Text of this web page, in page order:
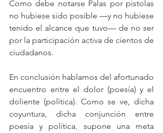
Como debe notarse Palas por pistolas
no hubiese sido posible —y no hubiese
tenido el alcance que tuvo— de no ser
por la participación activa de cientos de
ciudadanos.
En conclusión hablamos del afortunado
encuentro entre el dolor (poesía) y el
doliente (política). Como se ve, dicha
coyuntura, dicha conjunción entre
poesía y política, supone una meta